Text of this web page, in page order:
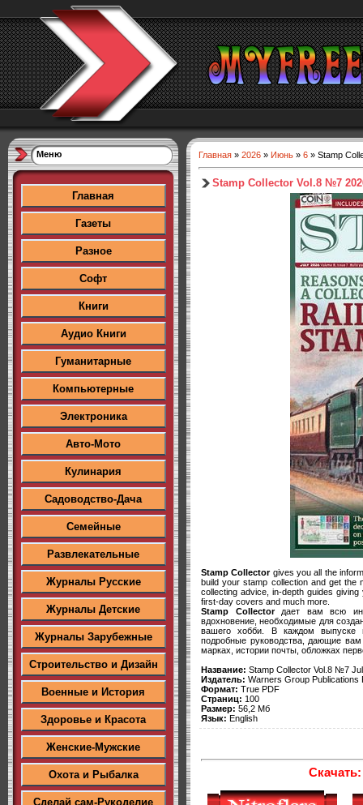
Меню
Главная
Газеты
Разное
Софт
Книги
Аудио Книги
Гуманитарные
Компьютерные
Электроника
Авто-Мото
Кулинария
Садоводство-Дача
Семейные
Развлекательные
Журналы Русские
Журналы Детские
Журналы Зарубежные
Строительство и Дизайн
Военные и История
Здоровье и Красота
Женские-Мужские
Охота и Рыбалка
Сделай сам-Рукоделие
Главная » 2026 » Июнь » 6 » Stamp
Stamp Collector Vol.8 №7
Stamp Collectorgives you all the
build your stamp collection and get
collecting advice, in-depth guides
first-day covers and much more.
Stamp Collectorдает вам всю
вдохновение, необходимые для
вашего хобби. В каждом выпуске
подробные руководства, дающие
марках, истории почты, обложках
Название: Stamp Collector Vol.8 №7
Издатель: Warners Group Publications
Формат: True PDF
Страниц: 100
Размер: 56,2 Мб
Язык: English
Скачать: